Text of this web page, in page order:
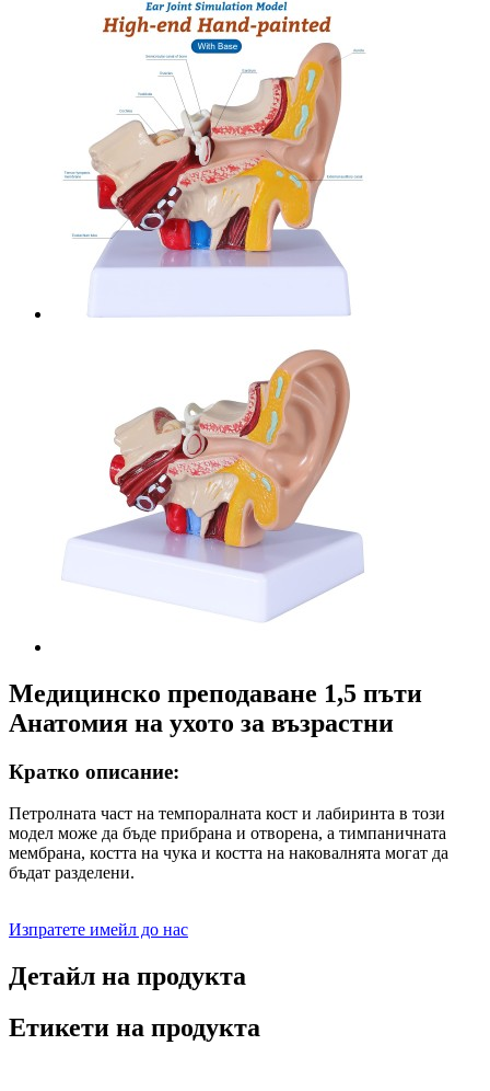
Медицинско преподаване 1,5 пъти
Анатомия на ухото за възрастни
Кратко описание:
Петролната част на темпоралната кост и лабиринта в този
модел може да бъде прибрана и отворена, а тимпаничната
мембрана, костта на чука и костта на наковалнята могат да
бъдат разделени.
Изпратете имейл до нас
Детайл на продукта
Етикети на продукта